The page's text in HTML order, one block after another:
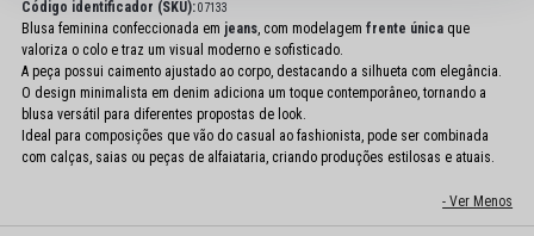
Código identificador (SKU):07133
Blusa feminina confeccionada em jeans, com modelagem frente únicaque
valoriza o colo e traz um visual moderno e sofisticado.
A peça possui caimento ajustado ao corpo, destacando a silhueta com elegância.
O design minimalista em denim adiciona um toque contemporâneo, tornando a
blusa versátil para diferentes propostas de look.
Ideal para composições que vão do casual ao fashionista, pode ser combinada
com calças, saias ou peças de alfaiataria, criando produções estilosas e atuais.